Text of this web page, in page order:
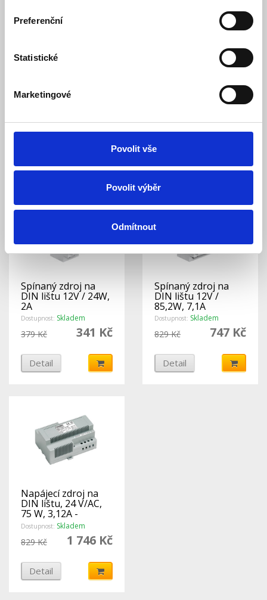
Preferenční
Statistické
Marketingové
Povolit vše
Povolit výběr
Odmítnout
Ke stažení (1)
Spínaný zdroj 230 V / 12 V, 4,5 A (50 W) na DIN lištu. Tento
zdroj je vhodný např. pro napájení LED pásků vyžadujících
proudové zatížení zdroje je 4,5 A.
Podobné a související výrobky
Spínaný zdroj na
DIN lištu 12V / 24W,
2A
Dostupnost: Skladem
341 Kč
379 Kč
Detail
Spínaný zdroj na
DIN lištu 12V /
85,2W, 7,1A
Dostupnost: Skladem
747 Kč
829 Kč
Detail
Napájecí zdroj na
DIN lištu, 24 V/AC,
75 W, 3,12A -
COMATEC
Dostupnost: Skladem
1 746 Kč
829 Kč
Detail